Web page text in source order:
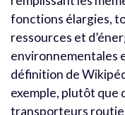
fonctions élargies,
ressources et
environnementales
définition de
exemple, plutôt que
transporteurs